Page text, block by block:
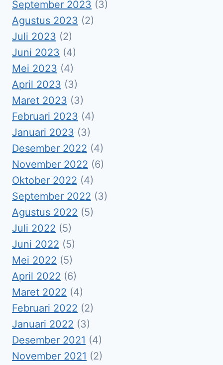
September 2023 (3)
Agustus 2023 (2)
Juli 2023 (2)
Juni 2023 (4)
Mei 2023 (4)
April 2023 (3)
Maret 2023 (3)
Februari 2023 (4)
Januari 2023 (3)
Desember 2022 (4)
November 2022 (6)
Oktober 2022 (4)
September 2022 (3)
Agustus 2022 (5)
Juli 2022 (5)
Juni 2022 (5)
Mei 2022 (5)
April 2022 (6)
Maret 2022 (4)
Februari 2022 (2)
Januari 2022 (3)
Desember 2021 (4)
November 2021 (2)